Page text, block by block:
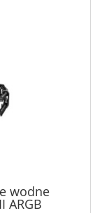
wodne
ARGB